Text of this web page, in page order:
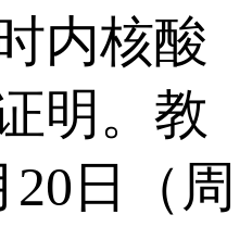
内核酸
明。教
日（周